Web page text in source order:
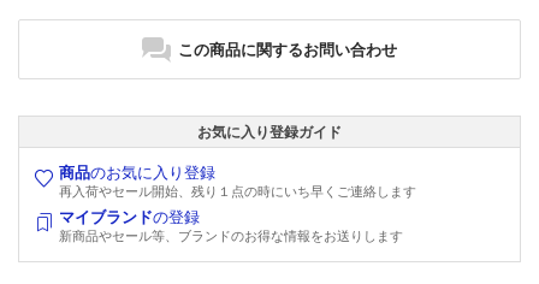
この商品に関するお問い合わせ
お気に入り登録ガイド
商品のお気に入り登録
再入荷やセール開始、残り１点の時にいち早くご連絡します
マイブランドの登録
新商品やセール等、ブランドのお得な情報をお送りします